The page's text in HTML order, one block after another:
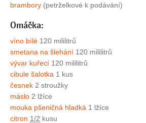
brambory (petrželkové k podávání)
Omáčka:
víno bílé 120 mililitrů
smetana na šlehání 120 mililitrů
vývar kuřecí 120 mililitrů
cibule šalotka 1 kus
česnek 2 stroužky
máslo 2 lžíce
mouka pšeničná hladká 1 lžíce
citron 1/2 kusu